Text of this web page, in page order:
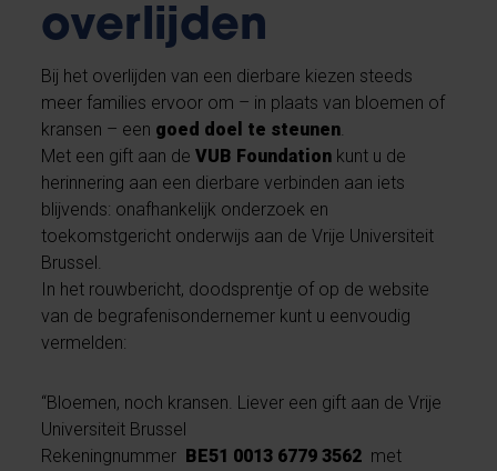
overlijden
Bij het overlijden van een dierbare kiezen steeds
meer families ervoor om – in plaats van bloemen of
kransen – een goed doel te steunen.
Met een gift aan deVUB Foundation kunt u de
herinnering aan een dierbare verbinden aan iets
blijvends: onafhankelijk onderzoek en
toekomstgericht onderwijs aan de Vrije Universiteit
Brussel.
In het rouwbericht, doodsprentje of op de website
van de begrafenisondernemer kunt u eenvoudig
vermelden:
“Bloemen, noch kransen. Liever een gift aan de Vrije
Universiteit Brussel
Rekeningnummer BE51 0013 6779 3562 met